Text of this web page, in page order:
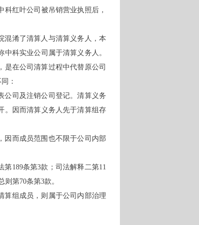
红叶公司被吊销营业执照后，
混淆了清算人与清算义务人，本
科实业公司属于清算义务人。
在公司清算过程中代替原公司
：
公司及注销公司登记。清算义务
。因而清算义务人先于清算组存
因而成员范围也不限于公司内部
第189条第3款；司法解释二第11
第70条第3款。
算组成员，则属于公司内部治理